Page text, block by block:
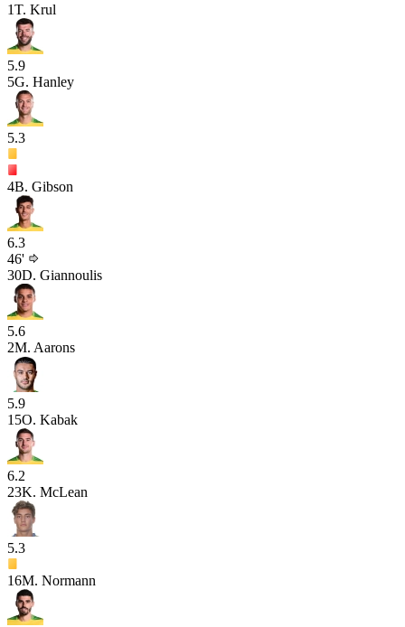
1T. Krul
5.9
5G. Hanley
5.3
4B. Gibson
6.3
46'
30D. Giannoulis
5.6
2M. Aarons
5.9
15O. Kabak
6.2
23K. McLean
5.3
16M. Normann